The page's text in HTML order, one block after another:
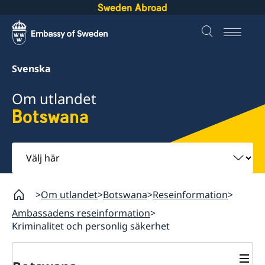
Sweden Abroad
Svenska
Om utlandet
Botswana
Välj
här
Om utlandet Botswana Reseinformation
Ambassadens reseinformation
Kriminalitet och personlig säkerhet